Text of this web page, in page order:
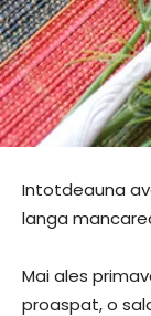
Intotdeauna
langa
Mai ales
proaspat, o